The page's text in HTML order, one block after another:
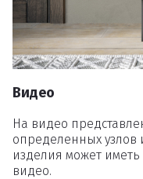
Видео
На видео
определенных узлов
изделия может
видео.
Вы